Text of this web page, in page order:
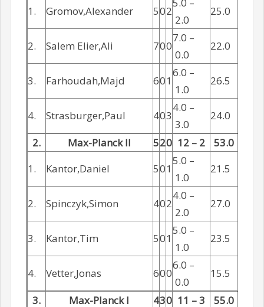
1.
Gromov,Alexander 502
2.0
25.0
2. Salem Elier,Ali 700
7.0 –
0.0
22.0
3. Farhoudah,Majd 601
6.0 –
1.0
26.5
4. Strasburger,Paul 403
4.0 –
3.0
24.0
2.
Max-Planck II 520 12 – 2
53.0
1.
Kantor,Daniel 501
5.0 –
1.0
21.5
2. Spinczyk,Simon 402
4.0 –
2.0
27.0
3. Kantor,Tim 501
5.0 –
1.0
23.5
4. Vetter,Jonas 600
6.0 –
0.0
15.5
3.
Max-Planck I 430 11 – 3 55.0